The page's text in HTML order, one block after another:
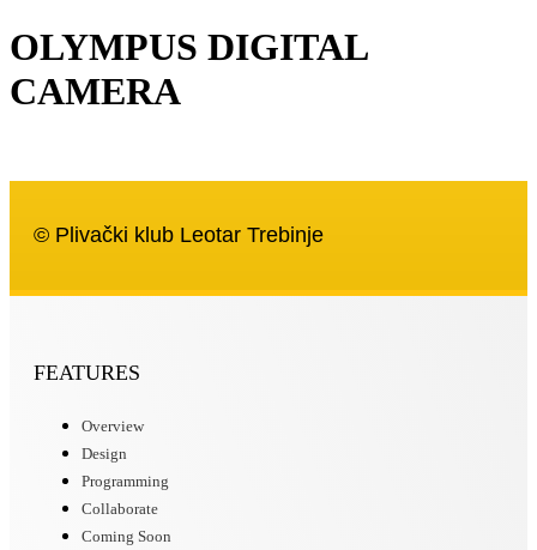
OLYMPUS DIGITAL
CAMERA
© Plivački klub Leotar Trebinje
FEATURES
Overview
Design
Programming
Collaborate
Coming Soon